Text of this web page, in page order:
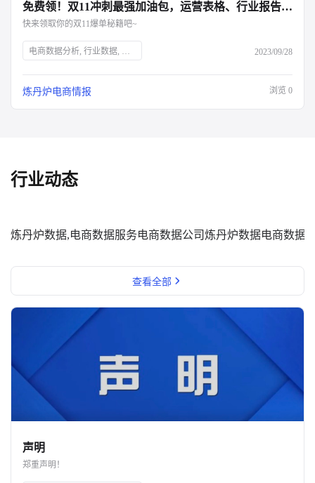
免费领！双11冲刺最强加油包，运营表格、行业报告、面试资料全都有！
快来领取你的双11爆单秘籍吧~
电商数据分析, 行业数据, 品牌数据, 店铺数据, 商品数据, 炼丹炉, 双十一大促, 运营表格, 行业报告, 面试资料, 电商干货包, 免费领取, 大促销售目标规划, 流量渠道复盘, 会员数据复盘, 电商部门绩效晋升, 电商运营利润分析, 出入库明细登记, 库存预警, 电商推广运营计划, 店铺运营每日流水记账, 店铺运营成本统计, 数据洞察, 市场消费趋势, 数字化驱动, 佛系经济, 大健康趋势, 护肤品功能性原料, 户外行业机会点, 男士护肤, 演出经济增长, 年轻人观察 2023/09/28
炼丹炉电商情报 浏览 0
行业动态
炼丹炉数据,电商数据服务电商数据公司炼丹炉数据电商数据
查看全部
声明
郑重声明！